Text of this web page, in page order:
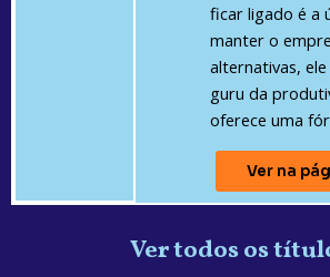
ficar ligado é a
manter o
alternativas,
guru da
oferece uma
Ver na
Ver todos os